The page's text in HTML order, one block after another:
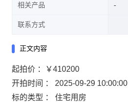
相关产品
联系方式
正文内容
起拍价 ：￥410200
开拍时间 ： 2025-09-29 10:00:00
标的类型 ： 住宅用房